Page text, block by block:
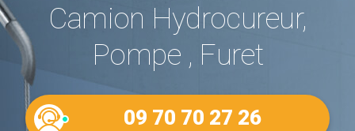
Camion Hydrocureur,
Pompe , Furet
09 70 70 27 26